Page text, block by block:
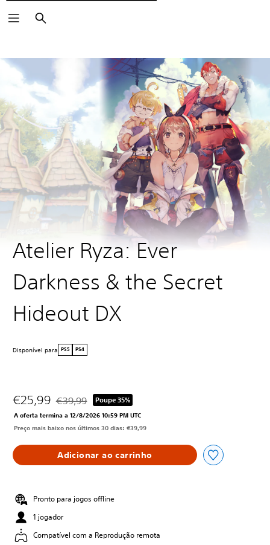
Pesquisar
Atelier Ryza: Ever
Darkness & the Secret
Hideout DX
Disponível para PS5 PS4
€25,99 Com desconto em relação ao preço original de €39,99
€39,99 Poupe 35%
A oferta termina a 12/8/2026 10:59 PM UTC
Preço mais baixo nos últimos 30 dias: €39,99
Adicionar ao carrinho
Pronto para jogos offline
1 jogador
Compatível com a Reprodução remota